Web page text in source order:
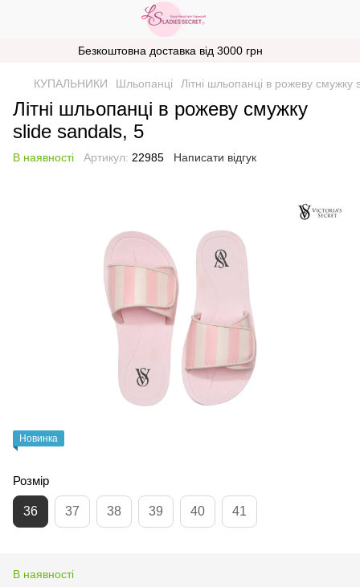
Безкоштовна доставка від 3000 грн
КУПАЛЬНИКИ Шльопанці Літні шльопанці в рожеву
Літні шльопанці в рожеву смужку
slide sandals, 5
В наявності Артикул: 22985 Написати відгук
Новинка
Розмір
36 37 38 39 40 41
В наявності